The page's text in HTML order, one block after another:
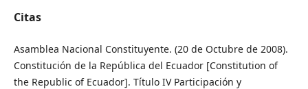
Citas
Asamblea Nacional Constituyente. (20 de Octubre de 2008).
Constitución de la República del Ecuador [Constitution of
the Republic of Ecuador]. Título IV Participación y